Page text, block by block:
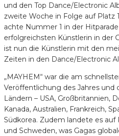
und den Top Dance/Electronic
zweite Woche in Folge auf Platz
achte Nummer 1 in der
erfolgreichsten Künstlerin in der
ist nun die Künstlerin mit den
Zeiten in den Dance/Electronic
„MAYHEM“ war die am
Veröffentlichung des Jahres und
Ländern – USA, Großbritannien,
Kanada, Australien, Frankreich,
Südkorea. Zudem landete es auf
und Schweden, was Gagas